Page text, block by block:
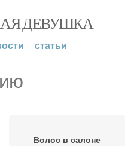
ДЕВУШКА
статьи
Волос в салоне